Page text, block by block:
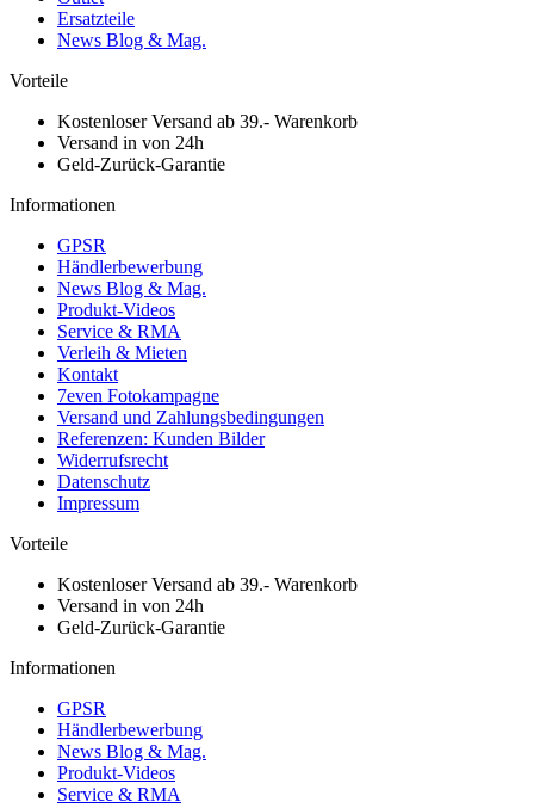
Ersatzteile
News Blog & Mag.
Vorteile
Kostenloser Versand ab 39.- Warenkorb
Versand in von 24h
Geld-Zurück-Garantie
Informationen
GPSR
Händlerbewerbung
News Blog & Mag.
Produkt-Videos
Service & RMA
Verleih & Mieten
Kontakt
7even Fotokampagne
Versand und Zahlungsbedingungen
Referenzen: Kunden Bilder
Widerrufsrecht
Datenschutz
Impressum
Vorteile
Kostenloser Versand ab 39.- Warenkorb
Versand in von 24h
Geld-Zurück-Garantie
Informationen
GPSR
Händlerbewerbung
News Blog & Mag.
Produkt-Videos
Service & RMA